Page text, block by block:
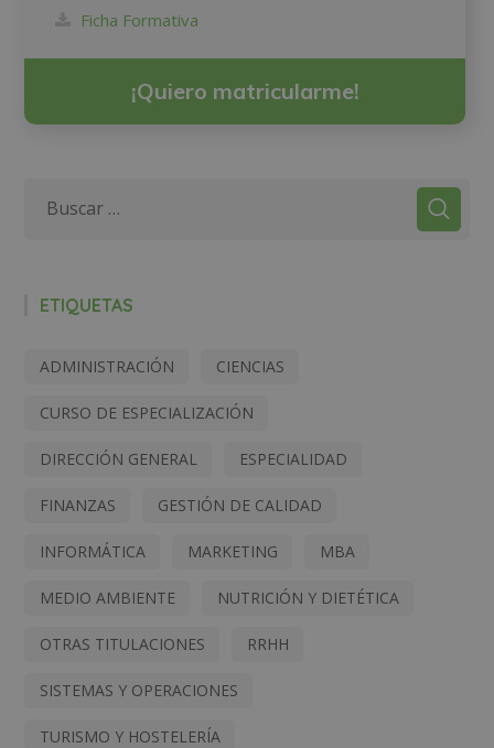
Ficha Formativa
¡Quiero matricularme!
ETIQUETAS
ADMINISTRACIÓN CIENCIAS
CURSO DE ESPECIALIZACIÓN
DIRECCIÓN GENERAL ESPECIALIDAD
FINANZAS GESTIÓN DE CALIDAD
INFORMÁTICA MARKETING MBA
MEDIO AMBIENTE NUTRICIÓN Y DIETÉTICA
OTRAS TITULACIONES RRHH
SISTEMAS Y OPERACIONES
TURISMO Y HOSTELERÍA